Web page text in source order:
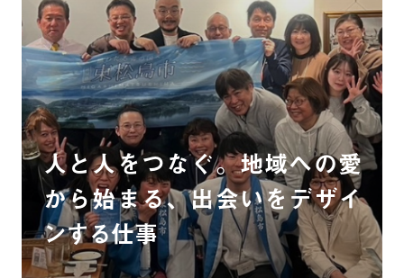
人と人をつなぐ。地域への愛
から始まる、出会いをデザイ
ンする仕事